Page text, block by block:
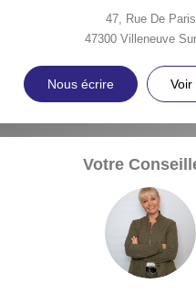
47, Rue De Paris
47300 Villeneuve
Nous écrire Voir
Votre